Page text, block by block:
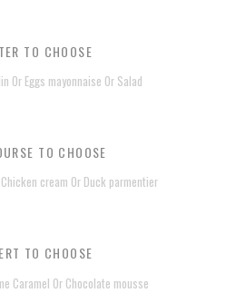
TO CHOOSE
Or Eggs mayonnaise Or Salad
TO CHOOSE
cream Or Duck parmentier
TO CHOOSE
Caramel Or Chocolate mousse